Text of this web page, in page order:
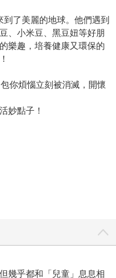
了美麗的地球。他們遇到
、小米豆、黑豆妞等好朋
樂趣，培養健康又環保的
你煩惱立刻被消滅，開懷
妙點子！
幾乎都和「兒童」息息相